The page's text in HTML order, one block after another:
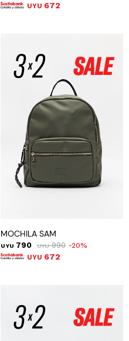
UYU 672
MOCHILA SAM
UYU 790 UYU 990 20
UYU 672